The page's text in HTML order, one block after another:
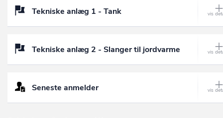
Tekniske anlæg 1 - Tank
Tekniske anlæg 2 - Slanger til jordvarme
Seneste anmelder